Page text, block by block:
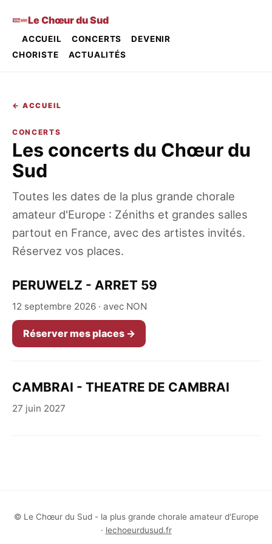
Le Chœur du Sud
ACCUEIL CONCERTS
DEVENIR
CHORISTE
ACTUALITÉS
← ACCUEIL
CONCERTS
Les concerts du Chœur du
Sud
Toutes les dates de la plus grande chorale
amateur d'Europe : Zéniths et grandes salles
partout en France, avec des artistes invités.
Réservez vos places.
PERUWELZ - ARRET 59
12 septembre 2026 · avec NON
Réserver mes places →
CAMBRAI - THEATRE DE CAMBRAI
27 juin 2027
© Le Chœur du Sud - la plus grande chorale amateur d'Europe
· lechoeurdusud.fr